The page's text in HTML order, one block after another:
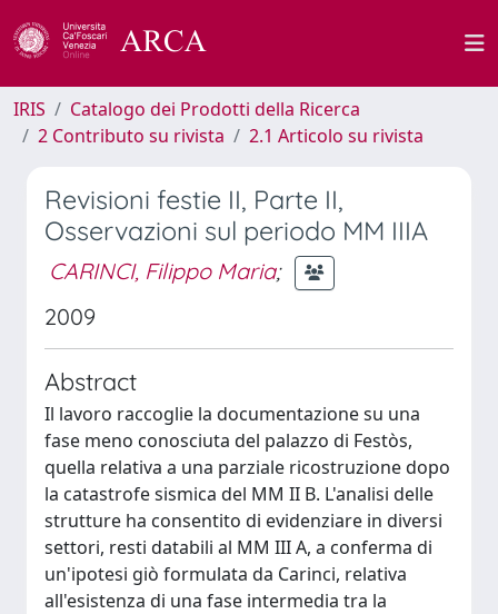
IRIS
Catalogo dei Prodotti della Ricerca
2 Contributo su rivista
2.1 Articolo su rivista
Revisioni festie II, Parte II,
Osservazioni sul periodo MM IIIA
CARINCI, Filippo Maria;
2009
Abstract
Il lavoro raccoglie la documentazione su una
fase meno conosciuta del palazzo di Festòs,
quella relativa a una parziale ricostruzione dopo
la catastrofe sismica del MM II B. L'analisi delle
strutture ha consentito di evidenziare in diversi
settori, resti databili al MM III A, a conferma di
un'ipotesi giò formulata da Carinci, relativa
all'esistenza di una fase intermedia tra la